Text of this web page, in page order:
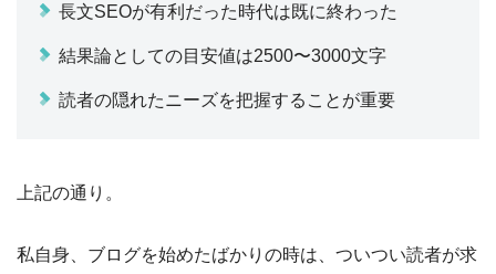
長文SEOが有利だった時代は既に終わった
結果論としての目安値は2500〜3000文字
読者の隠れたニーズを把握することが重要
上記の通り。
私自身、ブログを始めたばかりの時は、ついつい読者が求